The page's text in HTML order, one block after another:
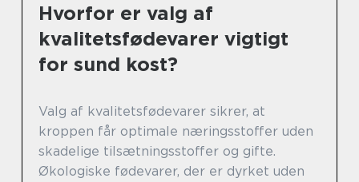
Hvorfor er valg af
kvalitetsfødevarer vigtigt
for sund kost?
Valg af kvalitetsfødevarer sikrer, at
kroppen får optimale næringsstoffer uden
skadelige tilsætningsstoffer og gifte.
Økologiske fødevarer, der er dyrket uden